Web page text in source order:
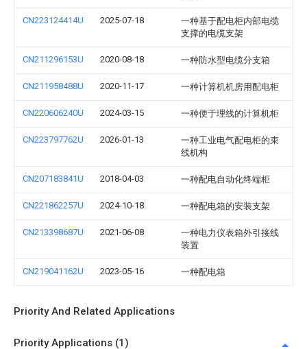
CN223124414U 2025-07-18
一种基于配电柜内部电缆
支撑的电缆支架
CN211296153U 2020-08-18 一种防水型电缆分支箱
CN211958488U 2020-11-17 一种计算机机房用配电柜
CN220606240U 2024-03-15 一种便于理线的计算机柜
CN223797762U 2026-01-13
一种工业电气配电柜的束
线机构
CN207183841U 2018-04-03 一种配电自动化终端柜
CN221862257U 2024-10-18 一种配电箱的安装支架
CN213398687U 2021-06-08
一种电力仪表箱外引接线
装置
CN219041162U 2023-05-16 一种配电箱
Priority And Related Applications
Priority Applications (1)